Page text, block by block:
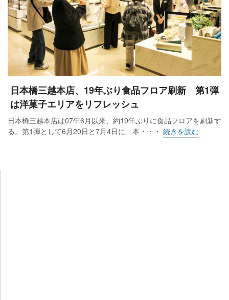
お客様を迎えよう』という意図だ」（伊藤社長）
関口実取締役本店長は「平日にもかかわらず、初売り以上に
お客様が並んでくれた。さらに、多くのお客様に『おめでと
う』と言ってもらえ、我々は『地元のためにやっている』と
あらためて認識し、感極まった。お客様に『自分達の店』と
認めてもらったような気持ちだ」と喜んだ。
一方で、今後を見据えて気を引き締める。「売場などの環境
日本橋三越本店、19年ぶり食品フロア刷新 第1弾
は洋菓子エリアをリフレッシュ
日本橋三越本店は07年6月以来、約19年ぶりに食品フロアを刷新す
る。第1弾として6月20日と7月4日に、本・・・ 続きを読む